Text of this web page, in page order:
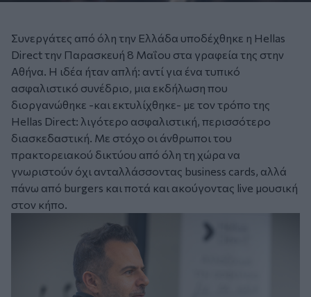
Συνεργάτες από όλη την Ελλάδα υποδέχθηκε η Hellas
Direct την Παρασκευή 8 Μαΐου στα γραφεία της στην
Αθήνα. Η ιδέα ήταν απλή: αντί για ένα τυπικό
ασφαλιστικό συνέδριο, μια εκδήλωση που
διοργανώθηκε -και εκτυλίχθηκε- με τον τρόπο της
Hellas Direct: λιγότερο ασφαλιστική, περισσότερο
διασκεδαστική. Με στόχο οι άνθρωποι του
πρακτορειακού δικτύου από όλη τη χώρα να
γνωριστούν όχι ανταλλάσσοντας business cards, αλλά
πάνω από burgers και ποτά και ακούγοντας live μουσική
στον κήπο.